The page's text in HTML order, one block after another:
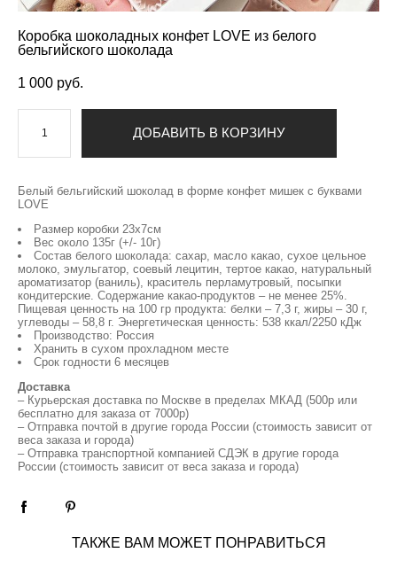
Коробка шоколадных конфет LOVE из белого
бельгийского шоколада
1 000 pуб.
ДОБАВИТЬ В КОРЗИНУ
Белый бельгийский шоколад в форме конфет мишек с буквами
LOVE
Размер коробки 23х7см
Вес около 135г (+/- 10г)
Состав белого шоколада: cахар, масло какао, сухое цельное
молоко, эмульгатор, соевый лецитин, тертое какао, натуральный
ароматизатор (ваниль), краситель перламутровый, посыпки
кондитерские. Содержание какао-продуктов – не менее 25%.
Пищевая ценность на 100 гр продукта: белки – 7,3 г, жиры – 30 г,
углеводы – 58,8 г. Энергетическая ценность: 538 ккал/2250 кДж
Производство: Россия
Хранить в сухом прохладном месте
Срок годности 6 месяцев
Доставка
– Курьерская доставка по Москве в пределах МКАД (500р или
бесплатно для заказа от 7000р)
– Отправка почтой в другие города России (стоимость зависит от
веса заказа и города)
– Отправка транспортной компанией СДЭК в другие города
России (стоимость зависит от веса заказа и города)
ТАКЖЕ ВАМ МОЖЕТ ПОНРАВИТЬСЯ